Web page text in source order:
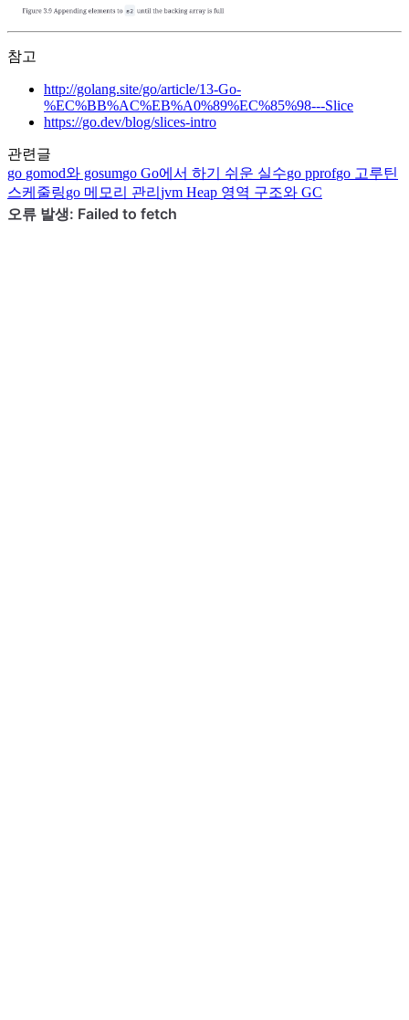
참고
http://golang.site/go/article/13-Go-
%EC%BB%AC%EB%A0%89%EC%85%98---Slice
https://go.dev/blog/slices-intro
관련글
go gomod와 gosumgo Go에서 하기 쉬운 실수go pprofgo 고루틴
스케줄링go 메모리 관리 jvm Heap 영역 구조와 GC